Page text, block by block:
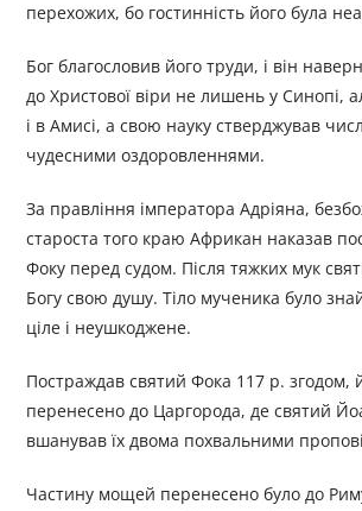
перехожих, бо гостинність його була
Бог благословив його труди, і він
до Христової віри не лишень у Синопі,
і в Амисі, а свою науку стверджував
чудесними оздоровленнями.
За правління імператора Адріяна,
староста того краю Африкан наказав
Фоку перед судом. Після тяжких мук
Богу свою душу. Тіло мученика було
ціле і неушкоджене.
Постраждав святий Фока 117 р. згодом,
перенесено до Царгорода, де святий
вшанував їх двома похвальними
Частину мощей перенесено було до